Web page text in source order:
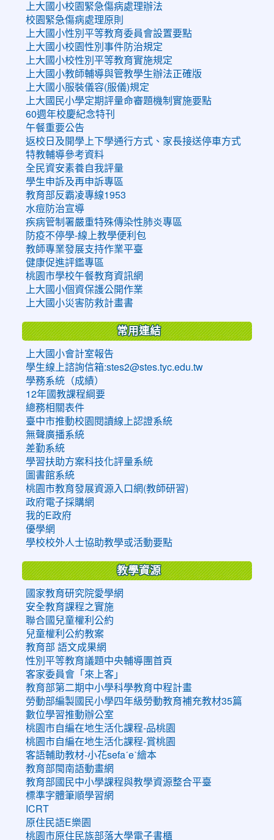
上大國小校園緊急傷病處理辦法
校園緊急傷病處理原則
上大國小性別平等教育委員會設置要點
上大國小校園性別事件防治規定
上大國小校性別平等教育實施規定
上大國小教師輔導與管教學生辦法正確版
上大國小服裝儀容(服儀)規定
上大國民小學定期評量命審題機制實施要點
60週年校慶紀念特刊
午餐重要公告
返校日及開學上下學通行方式、家長接送停車方式
特教輔導參考資料
全民資安素養自我評量
學生申訴及再申訴專區
教育部反霸凌專線1953
水痘防治宣導
疾病管制署嚴重特殊傳染性肺炎專區
防疫不停學-線上教學便利包
教師專業發展支持作業平臺
健康促進評鑑專區
桃園市學校午餐教育資訊網
上大國小個資保護公開作業
上大國小災害防救計畫書
常用連結
上大國小會計室報告
學生線上諮詢信箱:stes2@stes.tyc.edu.tw
學務系統（成績）
12年國教課程綱要
總務相關表件
臺中市推動校園閱讀線上認證系統
無聲廣播系統
差勤系統
學習扶助方案科技化評量系統
圖書館系統
桃園市教育發展資源入口網(教師研習)
政府電子採購網
我的E政府
優學網
學校校外人士協助教學或活動要點
教學資源
國家教育研究院愛學網
安全教育課程之實施
聯合國兒童權利公約
兒童權利公約教案
教育部 語文成果網
性別平等教育議題中央輔導團首頁
客家委員會「來上客」
教育部第二期中小學科學教育中程計畫
勞動部編製國民小學四年級勞動教育補充教材35篇
數位學習推動辦公室
桃園市自編在地生活化課程-品桃園
桃園市自編在地生活化課程-賞桃園
客語輔助教材-小花sefaˊeˋ繪本
教育部閩南語動畫網
教育部國民中小學課程與教學資源整合平臺
標準字體筆順學習網
ICRT
原住民語E樂園
桃園市原住民族部落大學電子書櫃